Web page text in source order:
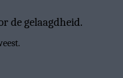
de gelaagdheid.